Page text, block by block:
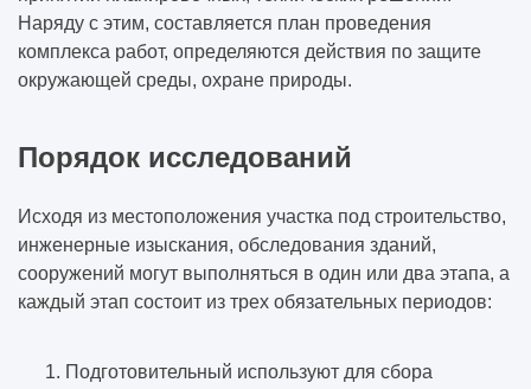
Наряду с этим, составляется план проведения
комплекса работ, определяются действия по защите
окружающей среды, охране природы.
Порядок исследований
Исходя из местоположения участка под строительство,
инженерные изыскания, обследования зданий,
сооружений могут выполняться в один или два этапа, а
каждый этап состоит из трех обязательных периодов:
Подготовительный используют для сбора